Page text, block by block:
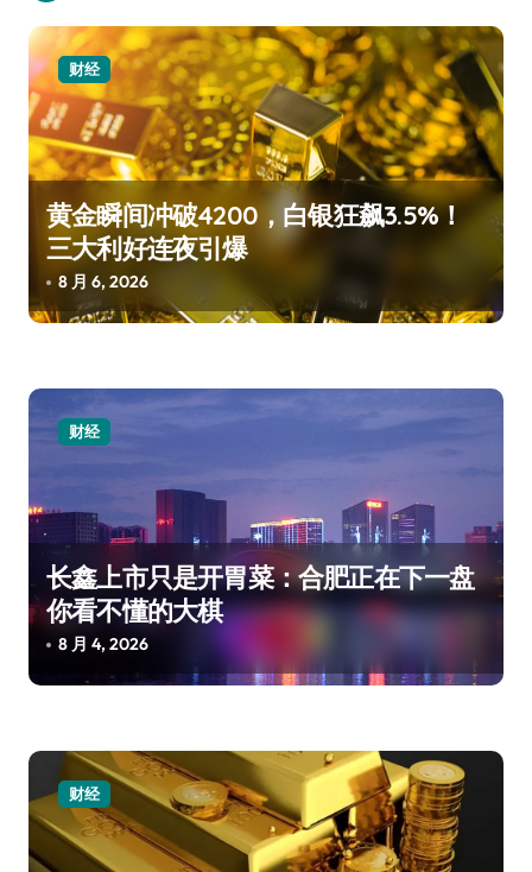
财经
黄金瞬间冲破4200，白银狂飙3.5%！
三大利好连夜引爆
8 月 6, 2026
财经
长鑫上市只是开胃菜：合肥正在下一盘
你看不懂的大棋
8 月 4, 2026
财经